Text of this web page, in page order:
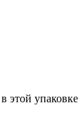
этой упаковке